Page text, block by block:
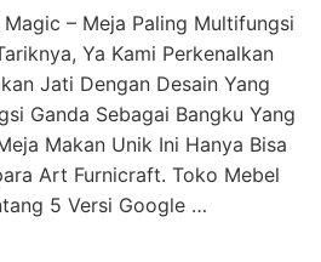
– Meja Paling Multifungsi
Ya Kami Perkenalkan
Jati Dengan Desain Yang
Ganda Sebagai Bangku Yang
Makan Unik Ini Hanya Bisa
Art Furnicraft. Toko Mebel
5 Versi Google …